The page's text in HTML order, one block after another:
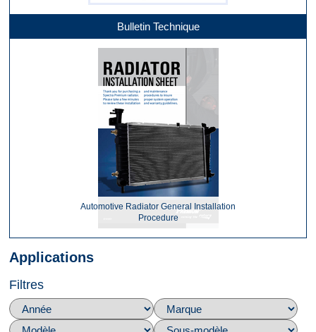
Bulletin Technique
Automotive Radiator General Installation
Procedure
Applications
Filtres